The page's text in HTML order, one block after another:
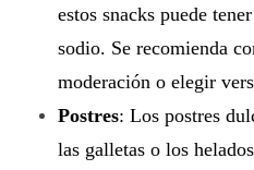
estos snacks puede
sodio. Se recomienda
moderación o elegir
Postres: Los postres
las galletas o los